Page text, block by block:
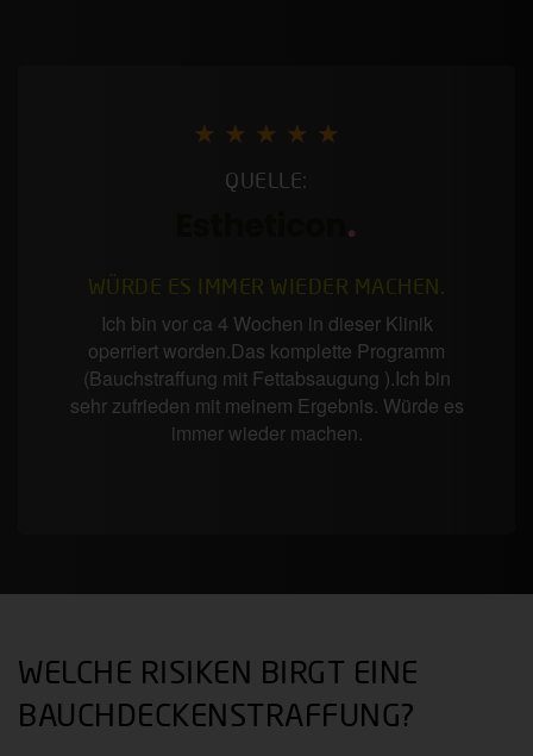
★ ★ ★ ★ ★
QUELLE:
WÜRDE ES IMMER WIEDER MACHEN.
Ich bin vor ca 4 Wochen in dieser Klinik
operriert worden.Das komplette Programm
(Bauchstraffung mit Fettabsaugung ).Ich bin
sehr zufrieden mit meinem Ergebnis. Würde es
immer wieder machen.
WELCHE RISIKEN BIRGT EINE
BAUCHDECKENSTRAFFUNG?